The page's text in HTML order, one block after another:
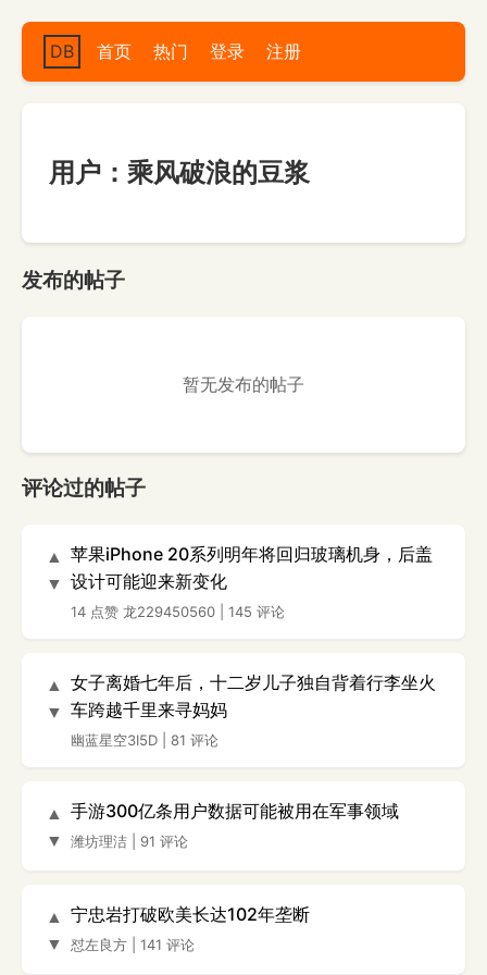
DB 首页 热门 登录 注册
用户：乘风破浪的豆浆
发布的帖子
暂无发布的帖子
评论过的帖子
▲
▼
苹果iPhone 20系列明年将回归玻璃机身，后盖
设计可能迎来新变化
14 点赞 龙229450560 145 评论
▲
▼
女子离婚七年后，十二岁儿子独自背着行李坐火
车跨越千里来寻妈妈
幽蓝星空3I5D 81 评论
▲
▼
手游300亿条用户数据可能被用在军事领域
潍坊理洁 91 评论
▲
▼
宁忠岩打破欧美长达102年垄断
怼左良方 141 评论